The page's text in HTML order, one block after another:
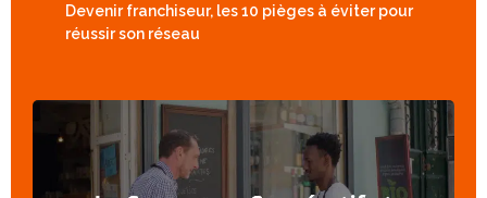
Devenir franchiseur, les 10 pièges à éviter pour
réussir son réseau